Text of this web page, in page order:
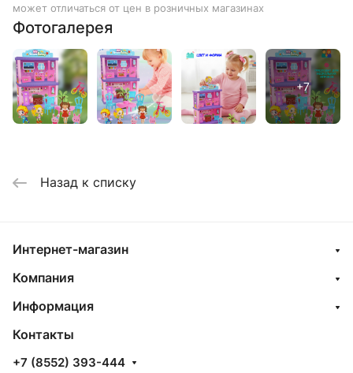
может отличаться от цен в розничных магазинах
Фотогалерея
Назад к списку
Интернет-магазин
Компания
Информация
Контакты
+7 (8552) 393-444